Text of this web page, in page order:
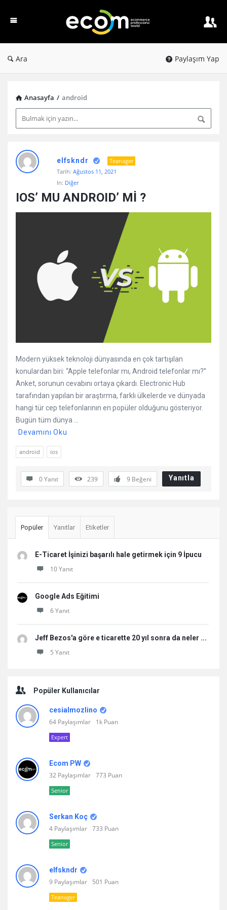
PW
Ara Paylaşım Yap
Anasayfa / android
Ecom
PW
Paylaşım
elfskndr
Teanager
Tarih: Ağustos 11, 2021
In: Diğer
IOS’ MU ANDROID’ Mİ ?
Modern yüksek teknoloji dünyasında en çok tartışılan
konulardan biri: “Apple telefonlar mı, Android telefonlar mı?”
Anket, sorunun cevabını ortaya çıkardı. Electronic Hub
tarafından yapılan bir araştırma, farklı ülkelerde ve dünyada
hangi tür cep telefonlarının en popüler olduğunu gösteriyor.
Bugün tüm dünya ...
Devamını Oku
android ios
0 Yanıt 239 9 Beğeni Yanıtla
Sidebar
Popüler Yanıtlar Etiketler
E-Ticaret İşinizi başarılı hale getirmek için 9 İpucu
10 Yanıt
Google Ads Eğitimi
6 Yanıt
Jeff Bezos'a göre e ticarette 20 yıl sonra da neler ...
5 Yanıt
Popüler Kullanıcılar
cesialmozlino
64 Paylaşımlar 1k Puan
Expert
Ecom PW
32 Paylaşımlar 773 Puan
Senior
Serkan Koç
4 Paylaşımlar 733 Puan
Senior
elfskndr
9 Paylaşımlar 501 Puan
Teanager